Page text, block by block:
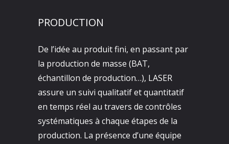
PRODUCTION
De l’idée au produit fini, en passant par
la production de masse (BAT,
échantillon de production…), LASER
assure un suivi qualitatif et quantitatif
en temps réel au travers de contrôles
systématiques à chaque étapes de la
production. La présence d’une équipe